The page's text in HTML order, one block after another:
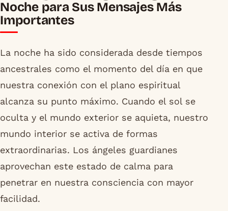
Noche para Sus Mensajes Más
Importantes
La noche ha sido considerada desde tiempos
ancestrales como el momento del día en que
nuestra conexión con el plano espiritual
alcanza su punto máximo. Cuando el sol se
oculta y el mundo exterior se aquieta, nuestro
mundo interior se activa de formas
extraordinarias. Los ángeles guardianes
aprovechan este estado de calma para
penetrar en nuestra consciencia con mayor
facilidad.